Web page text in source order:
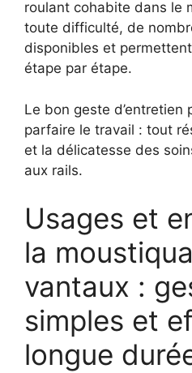
roulant cohabite dans le
toute difficulté, de
disponibles et
étape par étape.
Le bon geste d’entretien
parfaire le travail : tout
et la délicatesse des
aux rails.
Usages et
la
vantaux :
simples et
longue